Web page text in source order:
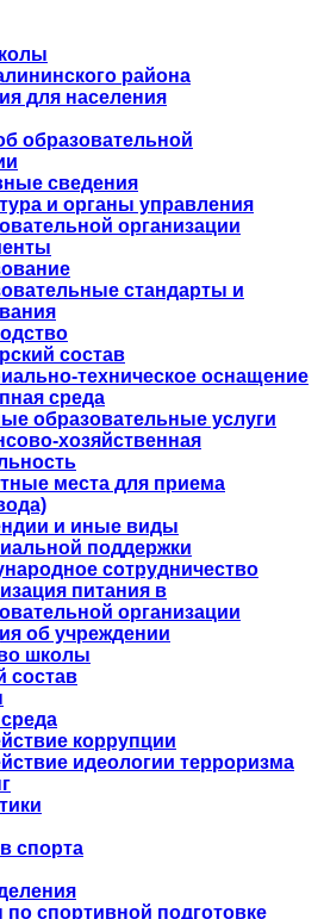
района
для населения
образовательной
сведения
и органы управления
организации
стандарты и
состав
техническое оснащение
среда
образовательные услуги
хозяйственная
места для приема
и иные виды
поддержки
сотрудничество
питания в
организации
об учреждении
школы
состав
коррупции
идеологии терроризма
спорта
спортивной подготовке